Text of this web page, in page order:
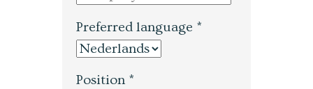
Preferred language *
Position *